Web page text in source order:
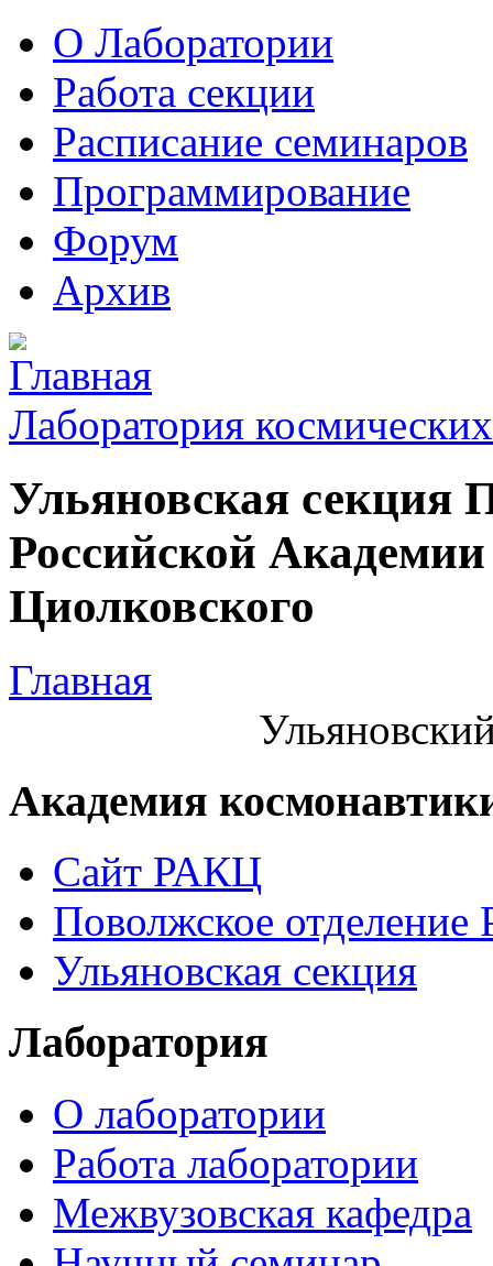
О Лаборатории
Работа секции
Расписание семинаров
Программирование
Форум
Архив
Лаборатория
Ульяновская секция
Российской
Циолковского
Главная
Академия
Сайт РАКЦ
Поволжское
Ульяновская секция
Лаборатория
О лаборатории
Работа лаборатории
Межвузовская кафедра